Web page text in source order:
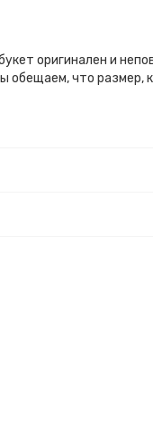
оригинален и
обещаем, что размер,